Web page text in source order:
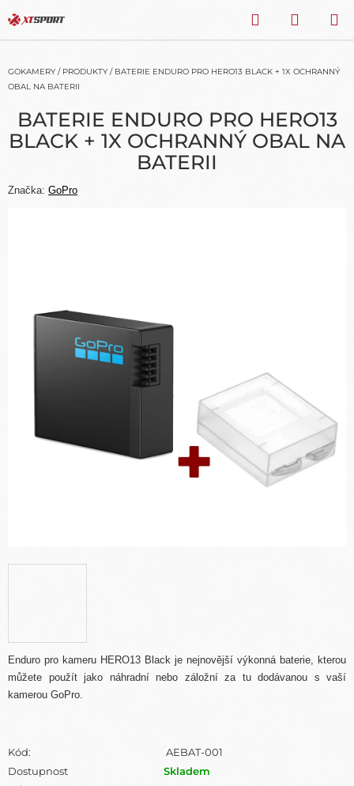
na
HLEDAT
KOŠÍK
GOKAMERY / PRODUKTY / BATERIE ENDURO PRO HERO13 BLACK + 1X OCHRANNÝ
OBAL NA BATERII
Enduro pro kameru HERO13 Black je nejnovější výkonná baterie, kterou
můžete použít jako náhradní nebo záložní za tu dodávanou s vaší
kamerou GoPro.
Kód:
AEBAT-001
Dostupnost
Skladem
BATERIE ENDURO PRO HERO13
BLACK + 1X OCHRANNÝ OBAL NA
BATERII
Značka: GoPro